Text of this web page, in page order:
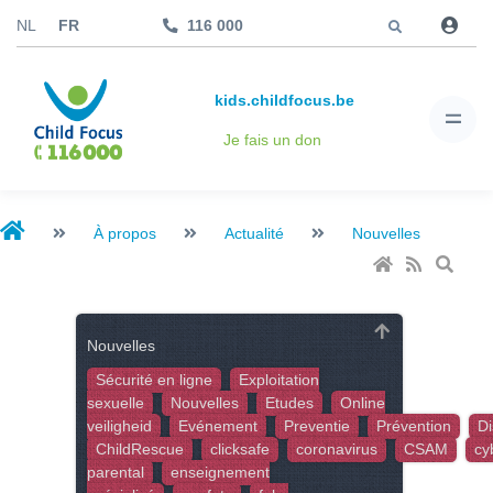
NL FR 116 000
kids.childfocus.be
Je fais un don
À propos Actualité Nouvelles
Nouvelles
Sécurité en ligne
Exploitation
sexuelle
Nouvelles Etudes
Online
veiligheid
Evénement Preventie Prévention
ChildRescue
clicksafe coronavirus CSAM
parental
enseignement